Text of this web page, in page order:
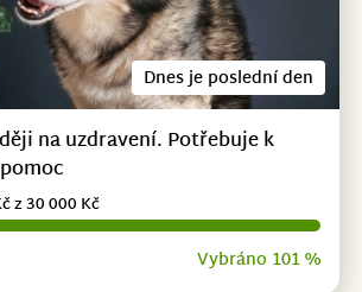
Dnes je poslední den
na uzdravení. Potřebuje k
Vybráno 101 %
z 30 000 Kč